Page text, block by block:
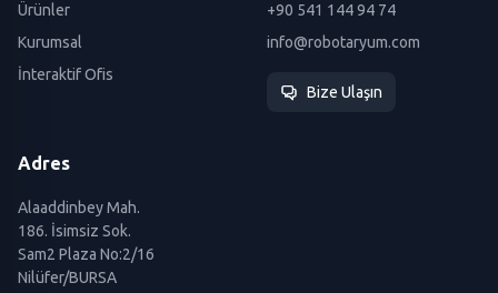
Ürünler
Kurumsal
İnteraktif Ofis
+90 541 144 94 74
info@robotaryum.com
Bize Ulaşın
Adres
Alaaddinbey Mah.
186. İsimsiz Sok.
Sam2 Plaza No:2/16
Nilüfer/BURSA